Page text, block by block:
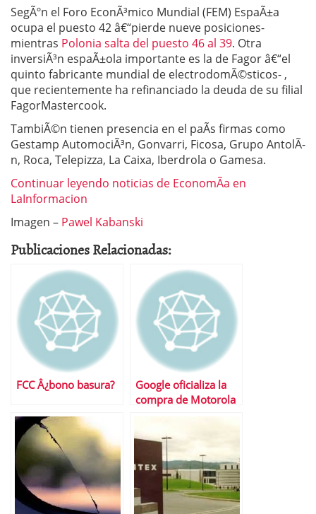
SegÃºn el Foro EconÃ³mico Mundial (FEM) EspaÃ±a
ocupa el puesto 42 â€“pierde nueve posiciones-
mientras Polonia salta del puesto 46 al 39. Otra
inversiÃ³n espaÃ±ola importante es la de Fagor â€“el
quinto fabricante mundial de electrodomÃ©sticos- ,
que recientemente ha refinanciado la deuda de su filial
FagorMastercook.
TambiÃ©n tienen presencia en el paÃ­s firmas como
Gestamp AutomociÃ³n, Gonvarri, Ficosa, Grupo AntolÃ­
n, Roca, Telepizza, La Caixa, Iberdrola o Gamesa.
Continuar leyendo noticias de EconomÃ­a en
LaInformacion
Imagen – Pawel Kabanski
Publicaciones Relacionadas:
FCC Â¿bono basura?
Google oficializa la
compra de Motorola